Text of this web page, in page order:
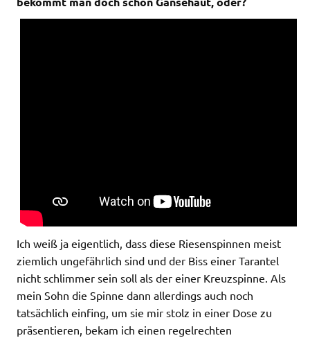
Ich weiß ja eigentlich, dass diese Riesenspinnen meist
ziemlich ungefährlich sind und der Biss einer Tarantel
nicht schlimmer sein soll als der einer Kreuzspinne. Als
mein Sohn die Spinne dann allerdings auch noch
tatsächlich einfing, um sie mir stolz in einer Dose zu
präsentieren, bekam ich einen regelrechten